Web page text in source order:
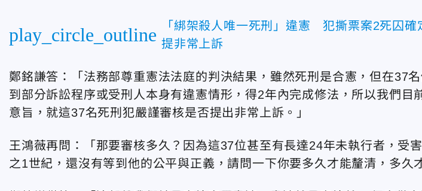
play_circle_outline
「綁架殺人唯一死刑」違憲 犯撕票案2死囚確
提非常上訴
鄭銘謙答：「法務部尊重憲法法庭的判決結果，雖然死刑是合憲，但在37
到部分訴訟程序或受刑人本身有違憲情形，得2年內完成修法，所以我們目
意旨，就這37名死刑犯嚴謹審核是否提出非常上訴。」
王鴻薇再問：「那要審核多久？因為這37位甚至有長達24年未執行者，受
之1世紀，還沒有等到他的公平與正義，請問一下你要多久才能釐清，多久